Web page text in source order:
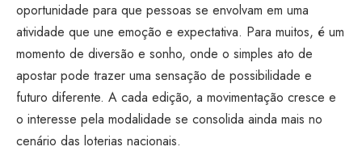
oportunidade para que pessoas se envolvam em uma
atividade que une emoção e expectativa. Para muitos, é um
momento de diversão e sonho, onde o simples ato de
apostar pode trazer uma sensação de possibilidade e
futuro diferente. A cada edição, a movimentação cresce e
o interesse pela modalidade se consolida ainda mais no
cenário das loterias nacionais.